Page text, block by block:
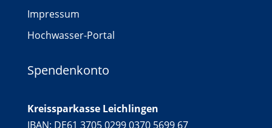
Impressum
Hochwasser-Portal
Spendenkonto
Kreissparkasse Leichlingen
IBAN: DE61 3705 0299 0370 5699 67